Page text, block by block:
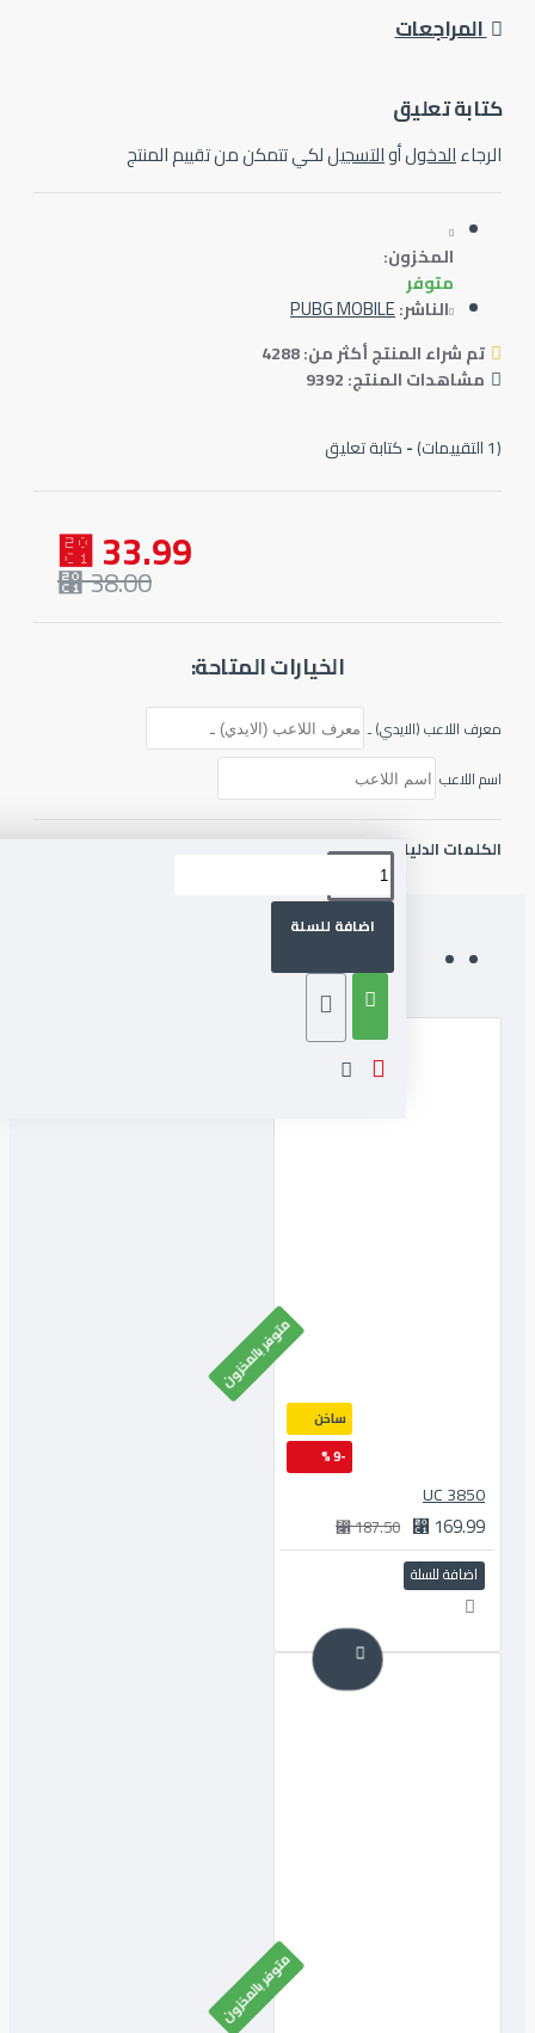
المراجعات
تعليق
الدخولأوالتسجيللكي تتمكن من تقييم المنتج
المخزون:
الناشر:PUBG MOBILE
تم شراء المنتج أكثر من: 4288
مشاهدات المنتج: 9392
-كتابة تعليق
33.99 ⃁
38.00 ⃁
الخيارات المتاحة:
اللاعب (الايدي) ـ
اللاعب
اضافة للسلة
الدليليلة : ببجي موبايل
متوفر بالمخزون
169.99 ⃁
187.50 ⃁
اضافة للسلة
متوفر بالمخزون